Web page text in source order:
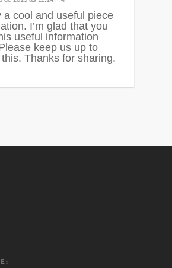
a cool and useful piece
I’m glad that you
useful information
keep us up to
Thanks for sharing.